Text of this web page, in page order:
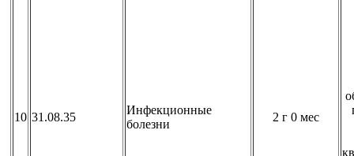
10 31.08.35
Инфекционные
болезни
2 г 0 мес